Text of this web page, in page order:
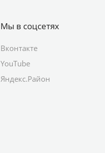
Мы в соцсетях
Вконтакте
YouTube
Яндекс.Район